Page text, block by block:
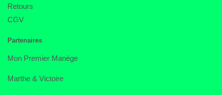
Retours
CGV
Partenaires
Mon Premier Manège
Marthe & Victoire